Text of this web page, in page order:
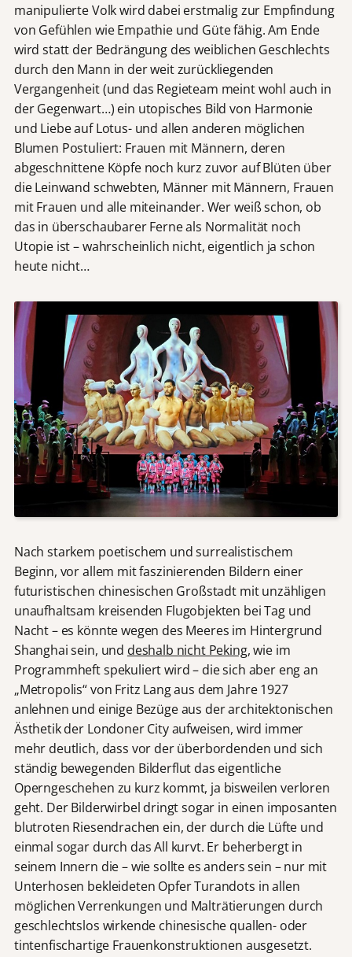
manipulierte Volk wird dabei erstmalig zur Empfindung
von Gefühlen wie Empathie und Güte fähig. Am Ende
wird statt der Bedrängung des weiblichen Geschlechts
durch den Mann in der weit zurückliegenden
Vergangenheit (und das Regieteam meint wohl auch in
der Gegenwart…) ein utopisches Bild von Harmonie
und Liebe auf Lotus- und allen anderen möglichen
Blumen Postuliert: Frauen mit Männern, deren
abgeschnittene Köpfe noch kurz zuvor auf Blüten über
die Leinwand schwebten, Männer mit Männern, Frauen
mit Frauen und alle miteinander. Wer weiß schon, ob
das in überschaubarer Ferne als Normalität noch
Utopie ist – wahrscheinlich nicht, eigentlich ja schon
heute nicht…
Nach starkem poetischem und surrealistischem
Beginn, vor allem mit faszinierenden Bildern einer
futuristischen chinesischen Großstadt mit unzähligen
unaufhaltsam kreisenden Flugobjekten bei Tag und
Nacht – es könnte wegen des Meeres im Hintergrund
Shanghai sein, und deshalb nicht Peking, wie im
Programmheft spekuliert wird – die sich aber eng an
„Metropolis“ von Fritz Lang aus dem Jahre 1927
anlehnen und einige Bezüge aus der architektonischen
Ästhetik der Londoner City aufweisen, wird immer
mehr deutlich, dass vor der überbordenden und sich
ständig bewegenden Bilderflut das eigentliche
Operngeschehen zu kurz kommt, ja bisweilen verloren
geht. Der Bilderwirbel dringt sogar in einen imposanten
blutroten Riesendrachen ein, der durch die Lüfte und
einmal sogar durch das All kurvt. Er beherbergt in
seinem Innern die – wie sollte es anders sein – nur mit
Unterhosen bekleideten Opfer Turandots in allen
möglichen Verrenkungen und Malträtierungen durch
geschlechtslos wirkende chinesische quallen- oder
tintenfischartige Frauenkonstruktionen ausgesetzt.